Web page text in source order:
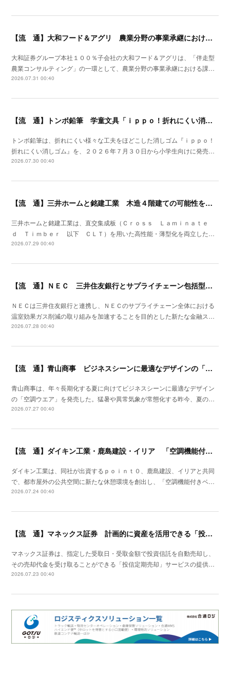
【流 通】大和フード＆アグリ 農業分野の事業承継における支援サービスを開始
大和証券グループ本社１００％子会社の大和フード＆アグリは、「伴走型
農業コンサルティング」の一環として、農業分野の事業承継における課…
2026.07.31 00:40
【流 通】トンボ鉛筆 学童文具「ｉｐｐｏ！折れにくい消しゴム」発売
トンボ鉛筆は、折れにくい様々な工夫をほどこした消しゴム『ｉｐｐｏ！
折れにくい消しゴム』を、２０２６年７月３０日から小学生向けに発売…
2026.07.30 00:40
【流 通】三井ホームと銘建工業 木造４階建ての可能性を広げる遮音床構造を開発
三井ホームと銘建工業は、直交集成板（Ｃｒｏｓｓ Ｌａｍｉｎａｔｅ
ｄ Ｔｉｍｂｅｒ 以下 ＣＬＴ）を用いた高性能・薄型化を両立した…
2026.07.29 00:40
【流 通】ＮＥＣ 三井住友銀行とサプライチェーン包括型のファイナンススキーム策定
ＮＥＣは三井住友銀行と連携し、ＮＥＣのサプライチェーン全体における
温室効果ガス削減の取り組みを加速することを目的とした新たな金融ス…
2026.07.28 00:40
【流 通】青山商事 ビジネスシーンに最適なデザインの「空調ウエア」発売
青山商事は、年々長期化する夏に向けてビジネスシーンに最適なデザイン
の「空調ウエア」を発売した。猛暑や異常気象が常態化する昨今、夏の…
2026.07.27 00:40
【流 通】ダイキン工業・鹿島建設・イリア 「空調機能付きベンチ」の事業性を検証
ダイキン工業は、同社が出資するｐｏｉｎｔ０、鹿島建設、イリアと共同
で、都市屋外の公共空間に新たな休憩環境を創出し、「空調機能付きベ…
2026.07.24 00:40
【流 通】マネックス証券 計画的に資産を活用できる「投信定期売却」の提供開始
マネックス証券は、指定した受取日・受取金額で投資信託を自動売却し、
その売却代金を受け取ることができる「投信定期売却」サービスの提供…
2026.07.23 00:40